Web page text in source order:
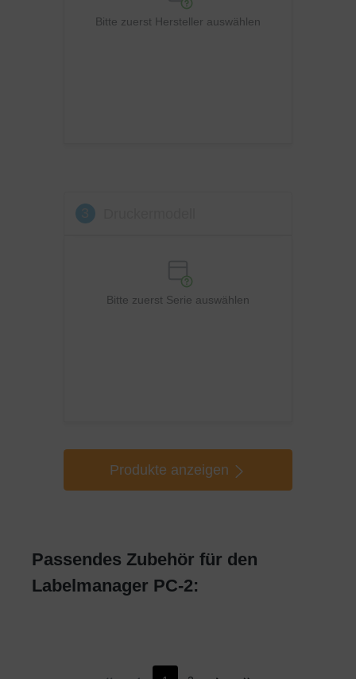
Ricoh
Bitte zuerst Hersteller auswählen
Bitte zuerst Serie auswählen
Produkte anzeigen
Passendes Zubehör für den
Labelmanager PC-2: